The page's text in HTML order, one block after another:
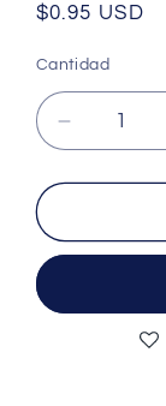
Precio
$0.95 USD
Cantidad
Cantidad
Reducir
cantidad
para
-
Terminal